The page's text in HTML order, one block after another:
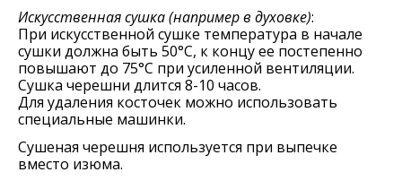
Искусственная сушка (например в духовке):
При искусственной сушке температура в начале
сушки должна быть 50°С, к концу ее постепенно
повышают до 75°С при усиленной вентиляции.
Сушка черешни длится 8-10 часов.
Для удаления косточек можно использовать
специальные машинки.
Сушеная черешня используется при выпечке
вместо изюма.